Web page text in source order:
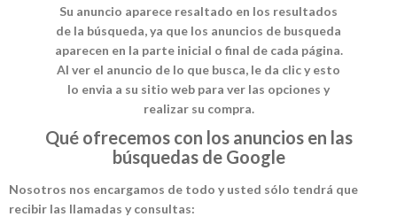
Su anuncio aparece resaltado en los resultados
de la búsqueda, ya que los anuncios de busqueda
aparecen en la parte inicial o final de cada página.
Al ver el anuncio de lo que busca, le da clic y esto
lo envia a su sitio web para ver las opciones y
realizar su compra.
Qué ofrecemos con los anuncios en las
búsquedas de Google
Nosotros nos encargamos de todo y usted sólo tendrá que
recibir las llamadas y consultas: